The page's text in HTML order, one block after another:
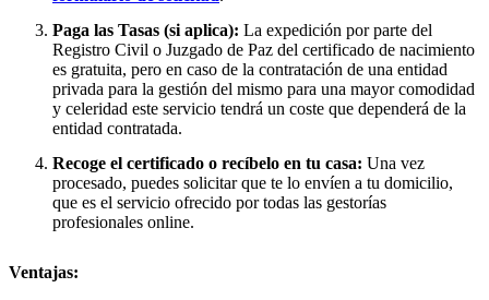
Paga las Tasas (si aplica): La expedición por parte del
Registro Civil o Juzgado de Paz del certificado de nacimiento
es gratuita, pero en caso de la contratación de una entidad
privada para la gestión del mismo para una mayor comodidad
y celeridad este servicio tendrá un coste que dependerá de la
entidad contratada.
Recoge el certificado o recíbelo en tu casa: Una vez
procesado, puedes solicitar que te lo envíen a tu domicilio,
que es el servicio ofrecido por todas las gestorías
profesionales online.
Ventajas: